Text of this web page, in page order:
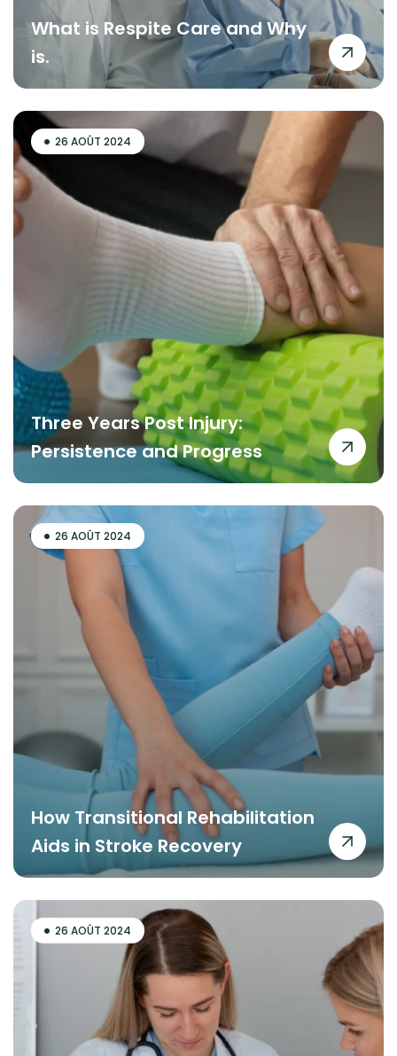
What is Respite Care and Why
is.
26 AOÛT 2024
Three Years Post Injury:
Persistence and Progress
26 AOÛT 2024
How Transitional Rehabilitation
Aids in Stroke Recovery
26 AOÛT 2024